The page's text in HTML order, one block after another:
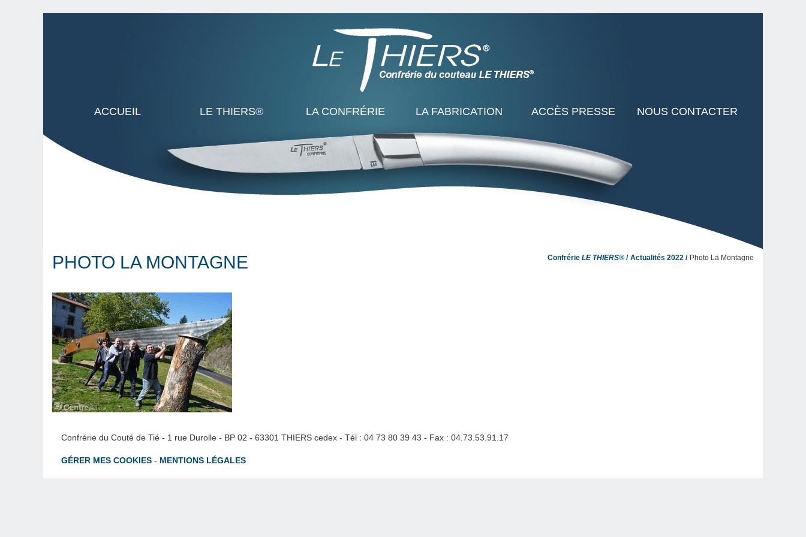
ACCUEIL LE THIERS® LA CONFRÉRIE LA FABRICATION ACCÈS PRESSE NOUS CONTACTER
PHOTO LA MONTAGNE Confrérie LE THIERS® Actualités 2022 Photo La Montagne
Confrérie du Couté de Tié - 1 rue Durolle - BP 02 - 63301 THIERS cedex - Tél : 04 73 80 39 43 - Fax : 04.73.53.91.17
GÉRER MES COOKIES - MENTIONS LÉGALES